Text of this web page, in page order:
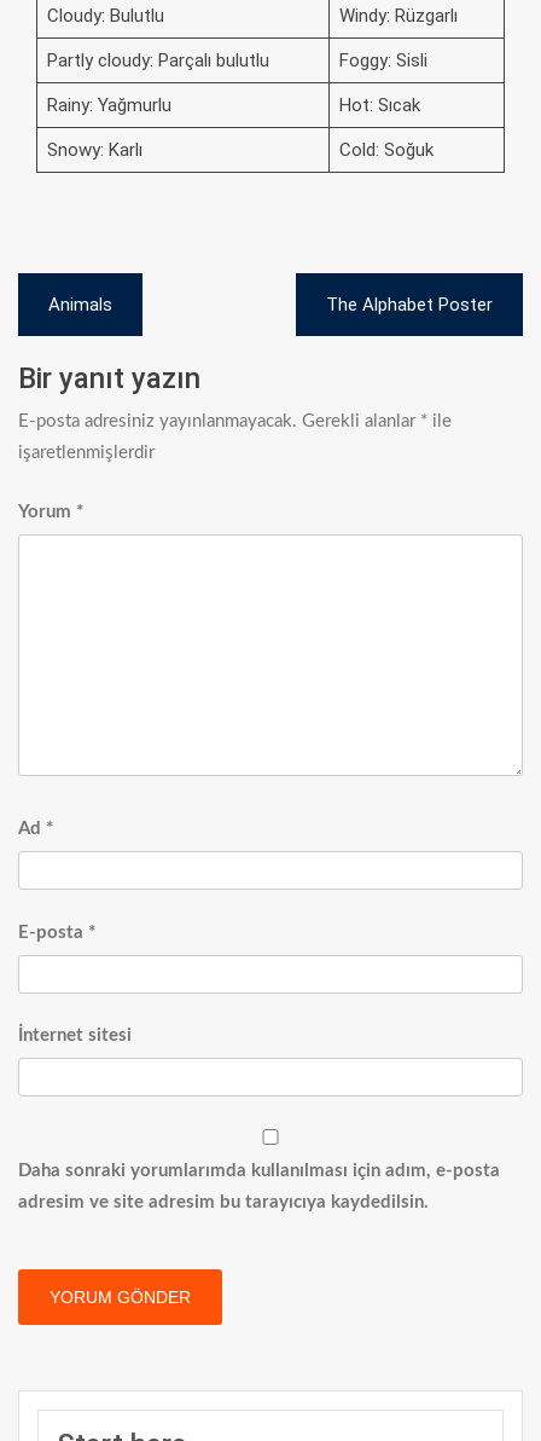
Cloudy: Bulutlu Windy: Rüzgarlı
Partly cloudy: Parçalı bulutlu Foggy: Sisli
Rainy: Yağmurlu Hot: Sıcak
Snowy: Karlı Cold: Soğuk
Yazı
gezinmesi
Animals The Alphabet Poster
Bir yanıt yazın
E-posta adresiniz yayınlanmayacak. Gerekli alanlar * ile
işaretlenmişlerdir
Yorum *
Ad *
E-posta *
İnternet sitesi
Daha sonraki yorumlarımda kullanılması için adım, e-posta
adresim ve site adresim bu tarayıcıya kaydedilsin.